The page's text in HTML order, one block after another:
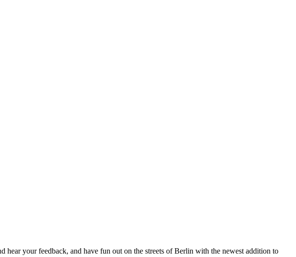
your feedback, and have fun out on the streets of Berlin with the newest addition to